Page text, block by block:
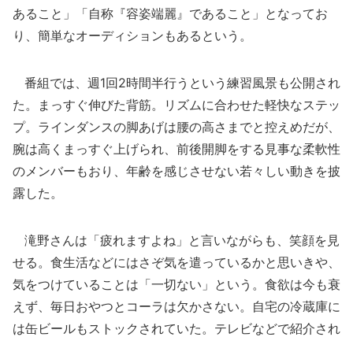
あること」「自称『容姿端麗』であること」となってお
り、簡単なオーディションもあるという。
番組では、週1回2時間半行うという練習風景も公開され
た。まっすぐ伸びた背筋。リズムに合わせた軽快なステッ
プ。ラインダンスの脚あげは腰の高さまでと控えめだが、
腕は高くまっすぐ上げられ、前後開脚をする見事な柔軟性
のメンバーもおり、年齢を感じさせない若々しい動きを披
露した。
滝野さんは「疲れますよね」と言いながらも、笑顔を見
せる。食生活などにはさぞ気を遣っているかと思いきや、
気をつけていることは「一切ない」という。食欲は今も衰
えず、毎日おやつとコーラは欠かさない。自宅の冷蔵庫に
は缶ビールもストックされていた。テレビなどで紹介され